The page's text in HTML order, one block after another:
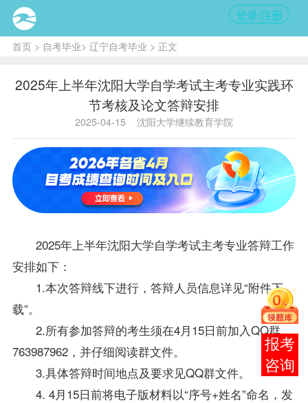
登录/注册
首页> 自考毕业> 辽宁自考毕业 > 正文
2025年上半年沈阳大学自学考试主考专业实践环
节考核及论文答辩安排
2025-04-15 沈阳大学继续教育学院
2025年上半年沈阳大学自学考试主考专业答辩工作
安排如下：
1.本次答辩线下进行，答辩人员信息详见“附件下
载”。
2.所有参加答辩的考生须在4月15日前加入QQ群
763987962，并仔细阅读群文件。
3.具体答辩时间地点及要求见QQ群文件。
4. 4月15日前将电子版材料以“序号+姓名”命名，发
报考
咨询